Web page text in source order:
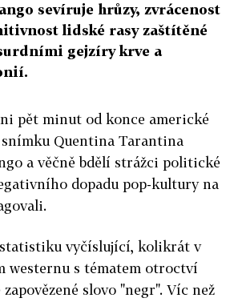
sevíruje hrůzy, zvrácenost
lidské rasy zaštítěné
gejzíry krve a
pět minut od konce americké
Quentina Tarantina
a věčně bdělí strážci politické
dopadu pop-kultury na
vyčíslující, kolikrát v
westernu s tématem otroctví
slovo "negr". Víc než